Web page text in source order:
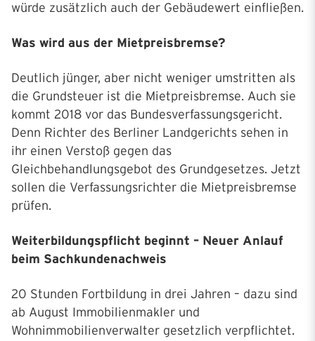
würde zusätzlich auch der Gebäudewert einfließen.
Was wird aus der Mietpreisbremse?
Deutlich jünger, aber nicht weniger umstritten als
die Grundsteuer ist die Mietpreisbremse. Auch sie
kommt 2018 vor das Bundesverfassungsgericht.
Denn Richter des Berliner Landgerichts sehen in
ihr einen Verstoß gegen das
Gleichbehandlungsgebot des Grundgesetzes. Jetzt
sollen die Verfassungsrichter die Mietpreisbremse
prüfen.
Weiterbildungspflicht beginnt – Neuer Anlauf
beim Sachkundenachweis
20 Stunden Fortbildung in drei Jahren – dazu sind
ab August Immobilienmakler und
Wohnimmobilienverwalter gesetzlich verpflichtet.